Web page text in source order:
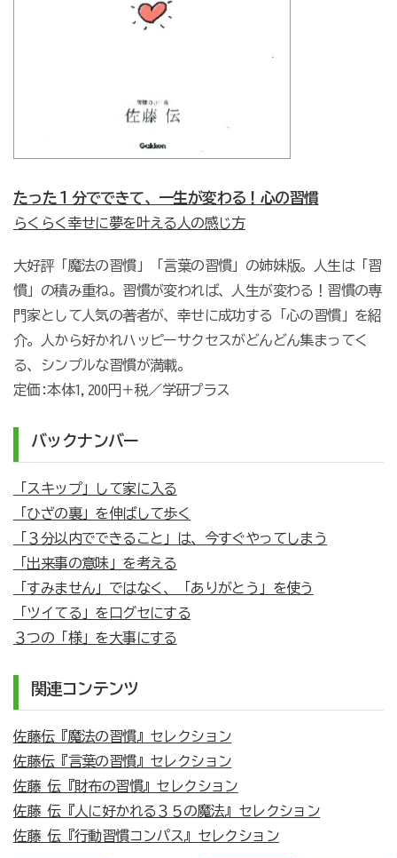
たった１分でできて、一生が変わる！心の習慣
らくらく幸せに夢を叶える人の感じ方
大好評「魔法の習慣」「言葉の習慣」の姉妹版。人生は「習
慣」の積み重ね。習慣が変われば、人生が変わる！習慣の専
門家として人気の著者が、幸せに成功する「心の習慣」を紹
介。人から好かれハッピーサクセスがどんどん集まってく
る、シンプルな習慣が満載。
定価:本体1,200円＋税／学研プラス
バックナンバー
「スキップ」して家に入る
「ひざの裏」を伸ばして歩く
「３分以内でできること」は、今すぐやってしまう
「出来事の意味」を考える
「すみません」ではなく、「ありがとう」を使う
「ツイてる」を口グセにする
３つの「様」を大事にする
関連コンテンツ
佐藤伝『魔法の習慣』セレクション
佐藤伝『言葉の習慣』セレクション
佐藤 伝『財布の習慣』セレクション
佐藤 伝『人に好かれる３５の魔法』セレクション
佐藤 伝『行動習慣コンパス』セレクション